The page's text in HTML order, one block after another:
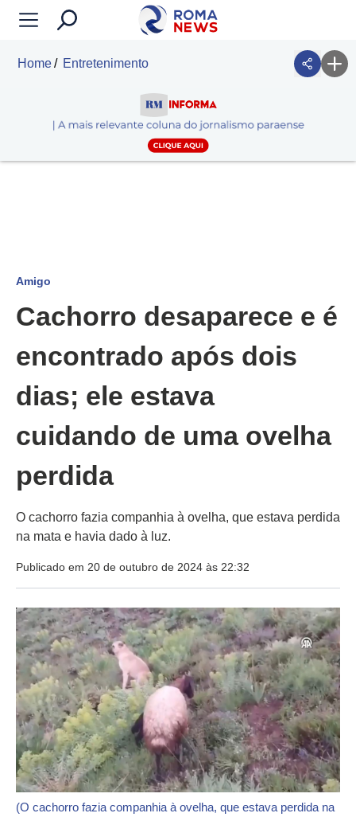
Home Entretenimento
Amigo
Cachorro desaparece e é
encontrado após dois
dias; ele estava
cuidando de uma ovelha
perdida
O cachorro fazia companhia à ovelha, que estava perdida
na mata e havia dado à luz.
Publicado em 20 de outubro de 2024 às 22:32
(O cachorro fazia companhia à ovelha, que estava perdida na